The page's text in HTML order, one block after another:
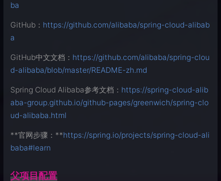
ba
GitHub： https://github.com/alibaba/spring-cloud-alibab
a
GitHub中文文档： https://github.com/alibaba/spring-clou
d-alibaba/blob/master/README-zh.md
Spring Cloud Alibaba参考文档： https://spring-cloud-alib
aba-group.github.io/github-pages/greenwich/spring-clo
ud-alibaba.html
**官网步骤：**https://spring.io/projects/spring-cloud-ali
baba#learn
父项目配置